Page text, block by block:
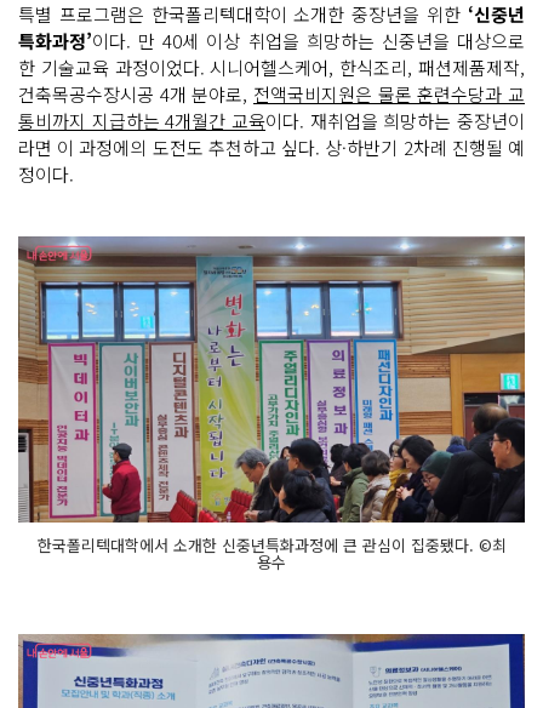
특별 프로그램은 한국폴리텍대학이 소개한 중장년을 위한 ‘신중년
특화과정’이다. 만 40세 이상 취업을 희망하는 신중년을 대상으로
한 기술교육 과정이었다. 시니어헬스케어, 한식조리, 패션제품제작,
건축목공수장시공 4개 분야로, 전액국비지원은 물론 훈련수당과 교
통비까지 지급하는 4개월간 교육이다. 재취업을 희망하는 중장년이
라면 이 과정에의 도전도 추천하고 싶다. 상·하반기 2차례 진행될 예
정이다.
한국폴리텍대학에서 소개한 신중년특화과정에 큰 관심이 집중됐다. ©최
용수